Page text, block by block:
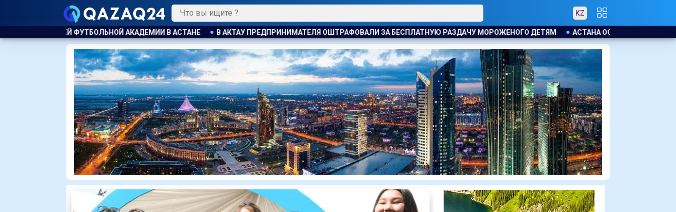
KZ
АКАДЕМИИ В АСТАНЕ В АКТАУ ПРЕДПРИНИМАТЕЛЯ ОШТРАФОВАЛИ ЗА БЕСПЛАТНУЮ РАЗДАЧУ МОРОЖЕНОГО ДЕТЯМ АСТАНА ОСТАНЕТСЯ ПОД ВЛИЯНИЕМ ЦИКЛОНА: